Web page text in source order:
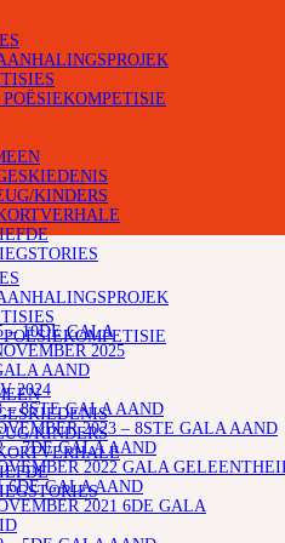
KINDERS
– 10DE GALA
2025
AAND
2024
– 8STE GALA AAND
2023 – 8STE GALA AAND
– 7DE GALA AAND
2022 GALA
6DE GALA AAND
2021 6DE GALA
KINDERS